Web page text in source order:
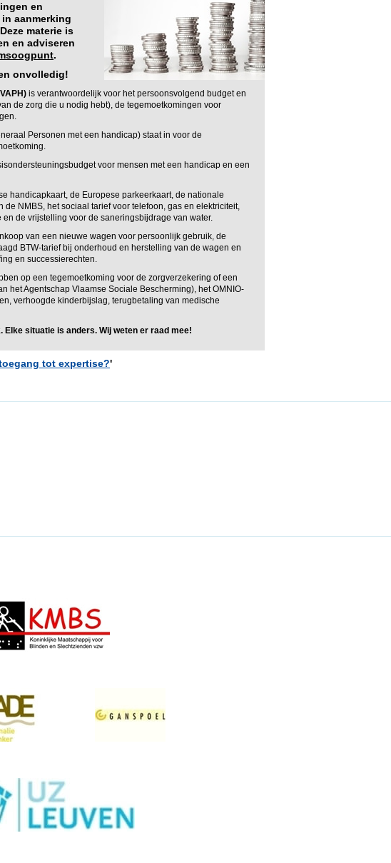
en
aanmerking
materie is
en adviseren
.
onvolledig!
is verantwoordelijk voor het persoonsvolgend budget en
de zorg die u nodig hebt), de tegemoetkomingen voor
Personen met een handicap) staat in voor de
voor mensen met een handicap en een
handicapkaart, de Europese parkeerkaart, de nationale
NMBS, het sociaal tarief voor telefoon, gas en elektriciteit,
de vrijstelling voor de saneringsbijdrage van water.
van een nieuwe wagen voor persoonlijk gebruik, de
BTW-tarief bij onderhoud en herstelling van de wagen en
en successierechten.
op een tegemoetkoming voor de zorgverzekering of een
het Agentschap Vlaamse Sociale Bescherming), het OMNIO-
verhoogde kinderbijslag, terugbetaling van medische
situatie is anders. Wij weten er raad mee!
tot expertise?'